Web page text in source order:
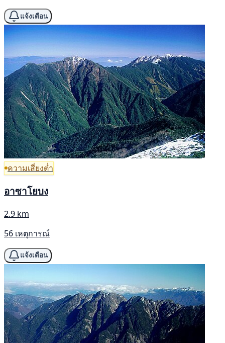
แจ้งเตือน
ความเสี่ยงต่ำ
อาซาโยบง
2.9 km
56 เหตุการณ์
แจ้งเตือน